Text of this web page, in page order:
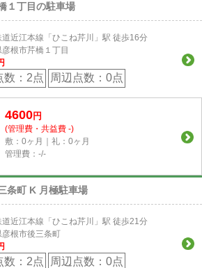
１丁目の駐車場
道近江本線「ひこね芹川」駅 徒歩16分
根市芹橋１丁目
： 2点 周辺点数： 0点
4600円
(管理費・共益費 -)
敷：0ヶ月｜礼：0ヶ月
管理費：-/-
条町 K 月極駐車場
道近江本線「ひこね芹川」駅 徒歩21分
彦根市後三条町
： 2点 周辺点数： 0点